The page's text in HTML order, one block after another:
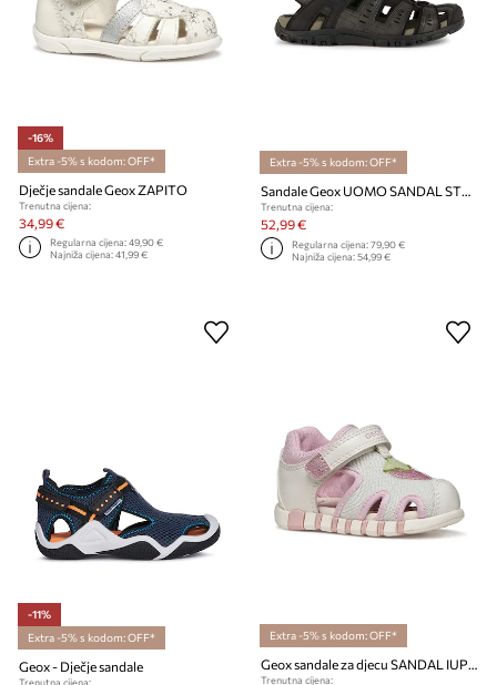
-16%
Extra -5% s kodom: OFF*
Dječje sandale Geox ZAPITO
Trenutna cijena:
34,99 €
Regularna cijena:49,90 €
Najniža cijena:41,99 €
Extra -5% s kodom: OFF*
Sandale Geox UOMO SANDAL STRADA
Trenutna cijena:
52,99 €
Regularna cijena:79,90 €
Najniža cijena:54,99 €
-11%
Extra -5% s kodom: OFF*
Geox - Dječje sandale
Trenutna cijena:
Extra -5% s kodom: OFF*
Geox sandale za djecu SANDAL IUPIDOO
Trenutna cijena: